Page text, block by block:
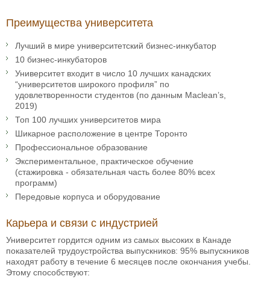
Преимущества университета
Лучший в мире университетский бизнес-инкубатор
10 бизнес-инкубаторов
Университет входит в число 10 лучших канадских
“университетов широкого профиля” по
удовлетворенности студентов (по данным Maclean’s,
2019)
Топ 100 лучших университетов мира
Шикарное расположение в центре Торонто
Профессиональное образование
Экспериментальное, практическое обучение
(стажировка - обязательная часть более 80% всех
программ)
​​Передовые корпуса и оборудование
Карьера и связи с индустрией
Университет гордится одним из самых высоких в Канаде
показателей трудоустройства выпускников: 95% выпускников
находят работу в течение 6 месяцев после окончания учебы.
Этому способствуют: